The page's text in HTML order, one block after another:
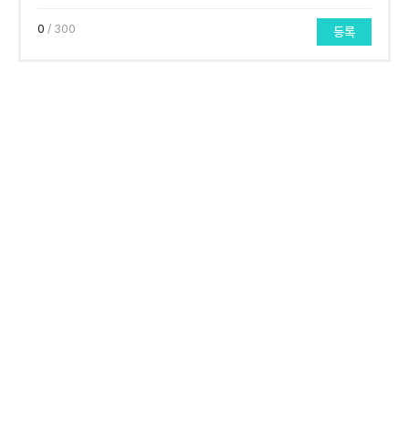
0 / 300 등록